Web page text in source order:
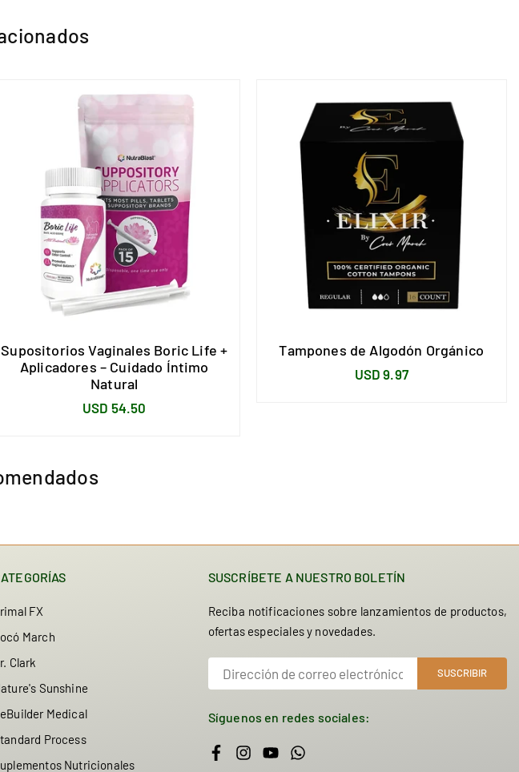
Supositorios Vaginales Boric Life +
Aplicadores – Cuidado Íntimo
Natural
Precio
USD 54.50
Tampones de Algodón Orgánico
Precio
USD 9.97
FX
March
Clark
Sunshine
Medical
Process
Nutricionales
SUSCRÍBETE A NUESTRO BOLETÍN
Reciba notificaciones sobre lanzamientos de productos,
ofertas especiales y novedades.
SUSCRIBIR
Síguenos en redes sociales:
Facebook
Instagram
YouTubeWhatsapp